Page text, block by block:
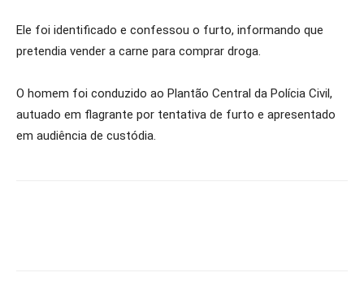
Ele foi identificado e confessou o furto, informando que
pretendia vender a carne para comprar droga.
O homem foi conduzido ao Plantão Central da Polícia Civil,
autuado em flagrante por tentativa de furto e apresentado
em audiência de custódia.